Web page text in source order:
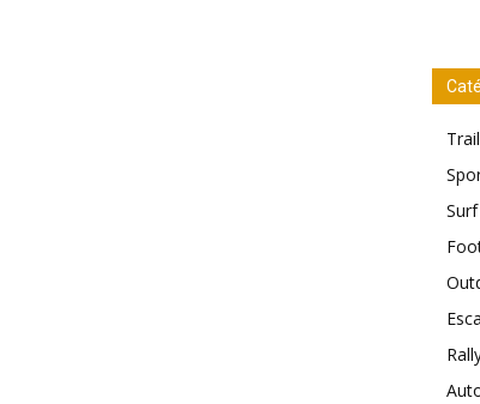
Trail
Surf